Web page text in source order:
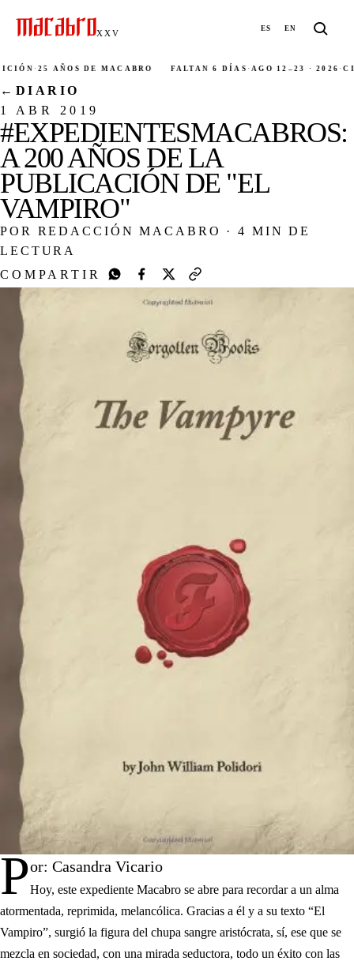
XXV ES EN
· 25 AÑOS DE MACABRO FALTAN 6 DÍAS·AGO 12–23 · 2026·
← DIARIO
1 ABR 2019
#EXPEDIENTESMACABROS:
A 200 AÑOS DE LA
PUBLICACIÓN DE "EL
VAMPIRO"
POR REDACCIÓN MACABRO ·
4 MIN DE
LECTURA
COMPARTIR
Por: Casandra Vicario
Hoy, este expediente Macabro se abre para recordar a un alma
atormentada, reprimida, melancólica. Gracias a él y a su texto “El
Vampiro”, surgió la figura del chupa sangre aristócrata, sí, ese que se
mezcla en sociedad, con una mirada seductora, todo un éxito con las